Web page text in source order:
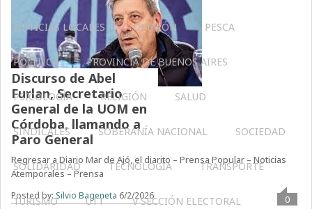
NOTICIAS LOCALES OPINIÓN PESCA
POLÍTICA PROVINCIA DE BUENOS AIRES
PSICOLOGÍA RELIGIÓN SALUD
SINDICALES SOBERANÍA NACIONAL SOCIEDAD
SOLIDARIDAD TECNOLOGÍA TRANSPORTE
TURISMO UTT V SECCIÓN ELECTORAL
Discurso de Abel
Furlan, Secretario
General de la UOM en
Córdoba, llamando a
Paro General
Regresar a Diario Mar de Ajó, el diarito – Prensa Popular – Noticias
Atemporales – Prensa
Posted by:Silvio Bageneta 6/2/2026 0